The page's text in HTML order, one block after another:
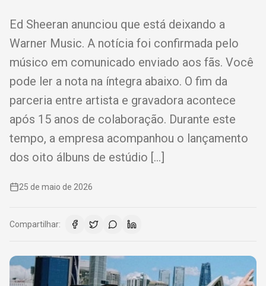
Ed Sheeran anunciou que está deixando a
Warner Music. A notícia foi confirmada pelo
músico em comunicado enviado aos fãs. Você
pode ler a nota na íntegra abaixo. O fim da
parceria entre artista e gravadora acontece
após 15 anos de colaboração. Durante este
tempo, a empresa acompanhou o lançamento
dos oito álbuns de estúdio […]
25 de maio de 2026
Compartilhar: